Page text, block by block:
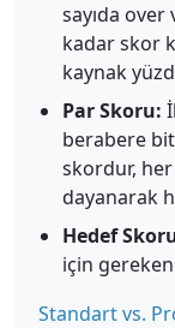
sayıda over
kadar skor
kaynak
Par Skoru:
berabere
skordur, her
dayanarak
Hedef
için
Standart vs.